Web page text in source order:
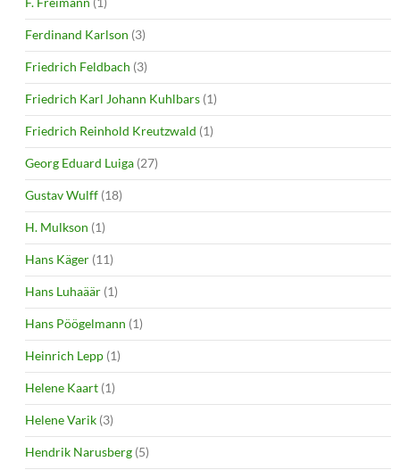
Ferdinand Karlson (3)
Friedrich Feldbach (3)
Friedrich Karl Johann Kuhlbars (1)
Friedrich Reinhold Kreutzwald (1)
Georg Eduard Luiga (27)
Gustav Wulff (18)
H. Mulkson (1)
Hans Käger (11)
Hans Luhaäär (1)
Hans Pöögelmann (1)
Heinrich Lepp (1)
Helene Kaart (1)
Helene Varik (3)
Hendrik Narusberg (5)